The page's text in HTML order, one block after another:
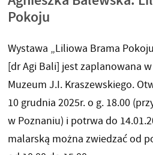
Pokoju
Wystawa „Liliowa Brama
[dr Agi Bali] jest zaplanowana
Muzeum J.I. Kraszewskiego.
10 grudnia 2025r. o g. 18.00
w Poznaniu) i potrwa do
malarską można zwiedzać od